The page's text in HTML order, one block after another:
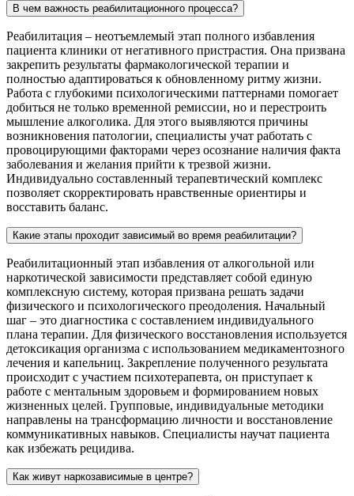
В чем важность реабилитационного процесса?
Реабилитация – неотъемлемый этап полного избавления
пациента клиники от негативного пристрастия. Она призвана
закрепить результаты фармакологической терапии и
полностью адаптироваться к обновленному ритму жизни.
Работа с глубокими психологическими паттернами помогает
добиться не только временной ремиссии, но и перестроить
мышление алкоголика. Для этого выявляются причины
возникновения патологии, специалисты учат работать с
провоцирующими факторами через осознание наличия факта
заболевания и желания прийти к трезвой жизни.
Индивидуально составленный терапевтический комплекс
позволяет скорректировать нравственные ориентиры и
восставить баланс.
Какие этапы проходит зависимый во время реабилитации?
Реабилитационный этап избавления от алкогольной или
наркотической зависимости представляет собой единую
комплексную систему, которая призвана решать задачи
физического и психологического преодоления. Начальный
шаг – это диагностика с составлением индивидуального
плана терапии. Для физического восстановления используется
детоксикация организма с использованием медикаментозного
лечения и капельниц. Закрепление полученного результата
происходит с участием психотерапевта, он приступает к
работе с ментальным здоровьем и формированием новых
жизненных целей. Групповые, индивидуальные методики
направлены на трансформацию личности и восстановление
коммуникативных навыков. Специалисты научат пациента
как избежать рецидива.
Как живут наркозависимые в центре?